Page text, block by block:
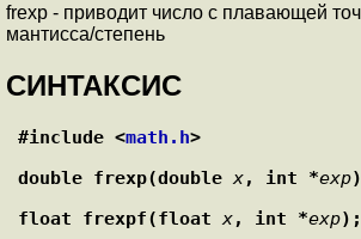
frexp - приводит число с плавающей
мантисса/степень
СИНТАКСИС
#include <math.h>
double frexp(double x, int *exp
float frexpf(float x, int *exp);